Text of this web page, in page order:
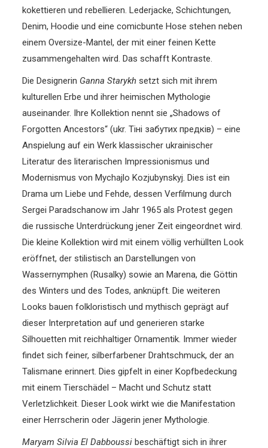
kokettieren und rebellieren. Lederjacke, Schichtungen,
Denim, Hoodie und eine comicbunte Hose stehen neben
einem Oversize-Mantel, der mit einer feinen Kette
zusammengehalten wird. Das schafft Kontraste.
Die Designerin Ganna Starykh setzt sich mit ihrem
kulturellen Erbe und ihrer heimischen Mythologie
auseinander. Ihre Kollektion nennt sie „Shadows of
Forgotten Ancestors“ (ukr. Тіні забутих предків) – eine
Anspielung auf ein Werk klassischer ukrainischer
Literatur des literarischen Impressionismus und
Modernismus von Mychajlo Kozjubynskyj. Dies ist ein
Drama um Liebe und Fehde, dessen Verfilmung durch
Sergei Paradschanow im Jahr 1965 als Protest gegen
die russische Unterdrückung jener Zeit eingeordnet wird.
Die kleine Kollektion wird mit einem völlig verhüllten Look
eröffnet, der stilistisch an Darstellungen von
Wassernymphen (Rusalky) sowie an Marena, die Göttin
des Winters und des Todes, anknüpft. Die weiteren
Looks bauen folkloristisch und mythisch geprägt auf
dieser Interpretation auf und generieren starke
Silhouetten mit reichhaltiger Ornamentik. Immer wieder
findet sich feiner, silberfarbener Drahtschmuck, der an
Talismane erinnert. Dies gipfelt in einer Kopfbedeckung
mit einem Tierschädel – Macht und Schutz statt
Verletzlichkeit. Dieser Look wirkt wie die Manifestation
einer Herrscherin oder Jägerin jener Mythologie.
Maryam Silvia El Dabboussi beschäftigt sich in ihrer